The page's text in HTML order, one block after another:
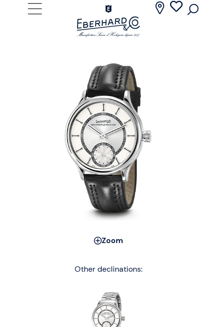
Zoom
Other declinations: